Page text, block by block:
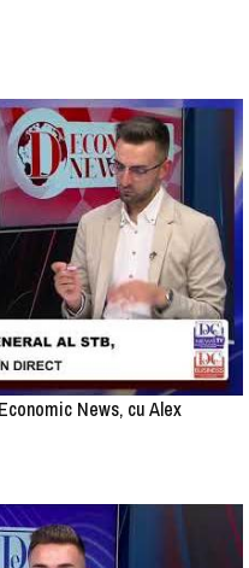
News, cu Alex